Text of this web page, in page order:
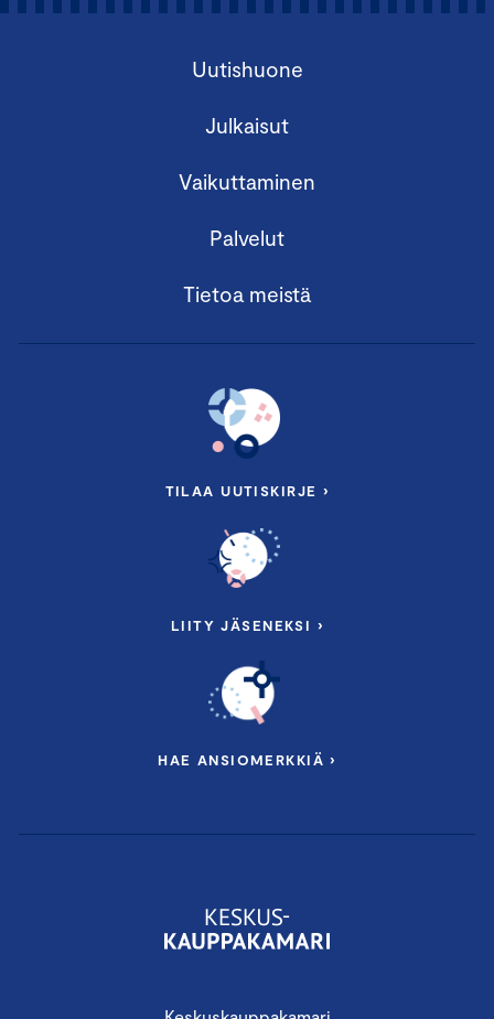
Uutishuone
Julkaisut
Vaikuttaminen
Palvelut
Tietoa meistä
TILAA UUTISKIRJE ›
LIITY JÄSENEKSI ›
HAE ANSIOMERKKIÄ ›